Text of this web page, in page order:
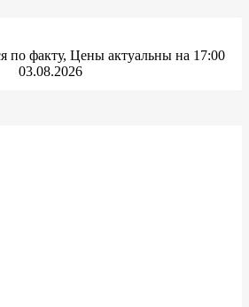
по факту, Цены актуальны на 17:00
03.08.2026